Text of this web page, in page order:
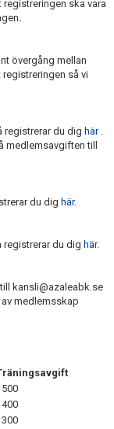
ska vara
.
övergång mellan
registreringen så vi
registrerar du dig här.
medlemsavgiften till
du dig här.
registrerar du dig här.
kansli@azaleabk.se
medlemsskap